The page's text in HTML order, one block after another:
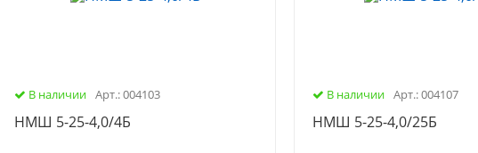
В наличии Арт.: 004103
НМШ 5-25-4,0/4Б
В наличии Арт.: 004107
НМШ 5-25-4,0/25Б